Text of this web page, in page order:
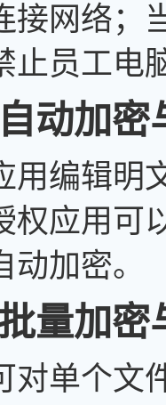
接网络；
止员工电
动加密
用编辑明
权应用可
动加密。
量加密
对单个文